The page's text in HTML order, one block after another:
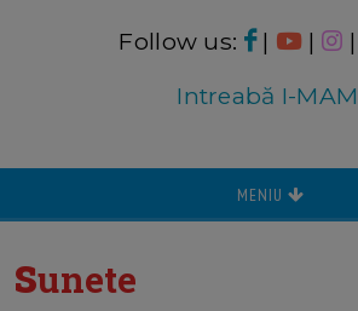
Follow us: | |
Intreabă I-
MENIU
sunete